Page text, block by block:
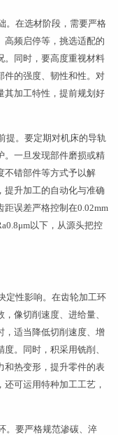
。在选材阶段，需要严格
高频启停等，挑选适配的
。同时，要高度重视材料
件的强度、韧性和性。对
其加工特性，提前规划好
提。要定期对机床的导轨
。一旦发现部件磨损或精
不错部件等方式予以解
提升加工的自动化与准确
误差严格控制在0.02mm
以下，从源头把控
定性影响。在齿轮加工环
像切削速度、进给量、
，适当降低切削速度、增
。同时，积采用铣削、
和热变形，提升零件的表
可运用特种加工工艺，
。要严格规范渗碳、淬